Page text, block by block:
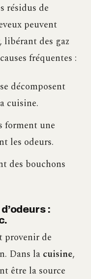
résidus de
peuvent
libérant des gaz
fréquentes :
décomposent
cuisine.
forment une
les odeurs.
des bouchons
:
provenir de
Dans la cuisine,
être la source